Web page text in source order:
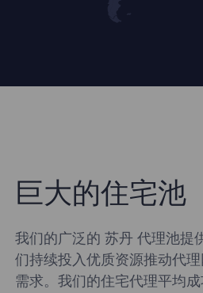
巨大的住宅池
我们的广泛的 苏丹 代理池提
们持续投入优质资源推动代
需求。我们的住宅代理平均